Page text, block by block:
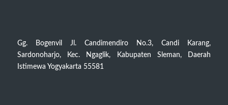
Gg. Bogenvil Jl. Candimendiro No.3, Candi Karang,
Sardonoharjo, Kec. Ngaglik, Kabupaten Sleman, Daerah
Istimewa Yogyakarta 55581